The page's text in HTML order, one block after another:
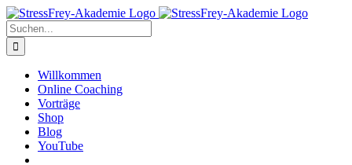
Zum
Inhalt
springen
Suche
nach:
Willkommen
Online Coaching
Vorträge
Shop
Blog
YouTube